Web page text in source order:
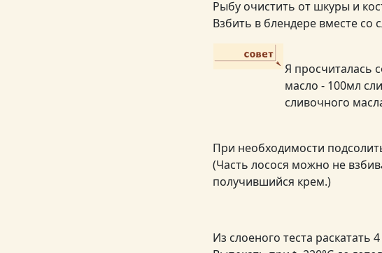
Рыбу очистить от шкуры и
Взбить в блендере вместе со
Я просчиталась
масло - 100мл
сливочного
При необходимости
(Часть лосося можно не
получившийся крем.)
Из слоеного теста раскатать